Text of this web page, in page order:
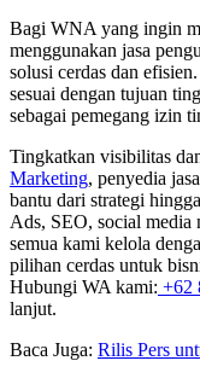
Bagi WNA yang ingin
menggunakan jasa
solusi cerdas dan
sesuai dengan tujuan
sebagai pemegang izin
Tingkatkan visibilitas
Marketing, penyedia
bantu dari strategi
Ads, SEO, social media
semua kami kelola
pilihan cerdas untuk
Hubungi WA kami: +62
lanjut.
Baca Juga: Rilis Pers